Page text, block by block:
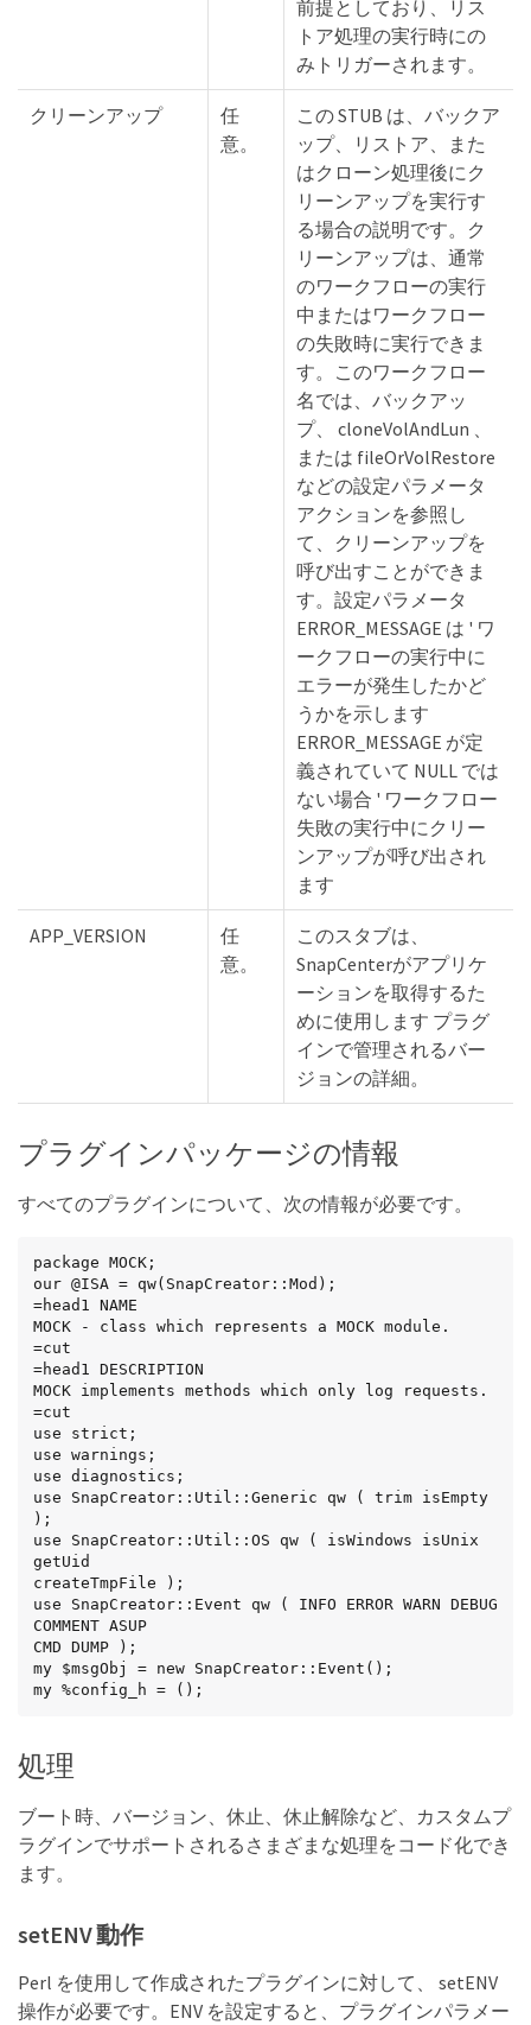
前提としており、リス
トア処理の実行時にの
みトリガーされます。
クリーンアップ
任
意。
この STUB は、バックア
ップ、リストア、また
はクローン処理後にク
リーンアップを実行す
る場合の説明です。ク
リーンアップは、通常
のワークフローの実行
中またはワークフロー
の失敗時に実行できま
す。このワークフロー
名では、バックアッ
プ、 cloneVolAndLun 、
または fileOrVolRestore
などの設定パラメータ
アクションを参照し
て、クリーンアップを
呼び出すことができま
す。設定パラメータ
ERROR_MESSAGE は ' ワ
ークフローの実行中に
エラーが発生したかど
うかを示します
ERROR_MESSAGE が定
義されていて NULL では
ない場合 ' ワークフロー
失敗の実行中にクリー
ンアップが呼び出され
ます
APP_VERSION
任
意。
このスタブは、
SnapCenterがアプリケ
ーションを取得するた
めに使用します プラグ
インで管理されるバー
ジョンの詳細。
プラグインパッケージの情報
すべてのプラグインについて、次の情報が必要です。
package MOCK;
our @ISA = qw(SnapCreator::Mod);
=head1 NAME
MOCK - class which represents a MOCK module.
=cut
=head1 DESCRIPTION
MOCK implements methods which only log requests.
=cut
use strict;
use warnings;
use diagnostics;
use SnapCreator::Util::Generic qw ( trim isEmpty
);
use SnapCreator::Util::OS qw ( isWindows isUnix
getUid
createTmpFile );
use SnapCreator::Event qw ( INFO ERROR WARN DEBUG
COMMENT ASUP
CMD DUMP );
my $msgObj = new SnapCreator::Event();
my %config_h = ();
処理
ブート時、バージョン、休止、休止解除など、カスタムプ
ラグインでサポートされるさまざまな処理をコード化でき
ます。
setENV 動作
Perl を使用して作成されたプラグインに対して、 setENV
操作が必要です。ENV を設定すると、プラグインパラメー